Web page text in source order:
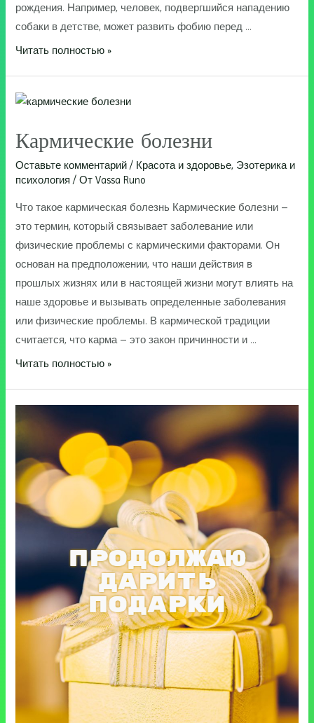
рождения. Например, человек, подвергшийся нападению
собаки в детстве, может развить фобию перед …
Как
и
у
человека
Читать полностью »
Кармические болезни
Оставьте комментарий / Красота и здоровье, Эзотерика и
психология / От Vassa Runo
Что такое кармическая болезнь Кармические болезни –
это термин, который связывает заболевание или
физические проблемы с кармическими факторами. Он
основан на предположении, что наши действия в
прошлых жизнях или в настоящей жизни могут влиять на
наше здоровье и вызывать определенные заболевания
или физические проблемы. В кармической традиции
считается, что карма – это закон причинности и …
Кармические
Читать полностью »